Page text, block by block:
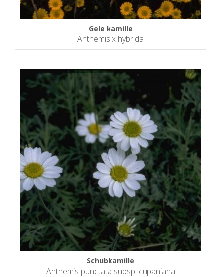
Gele kamille
Anthemis x hybrida
Schubkamille
Anthemis punctata subsp. cupaniana